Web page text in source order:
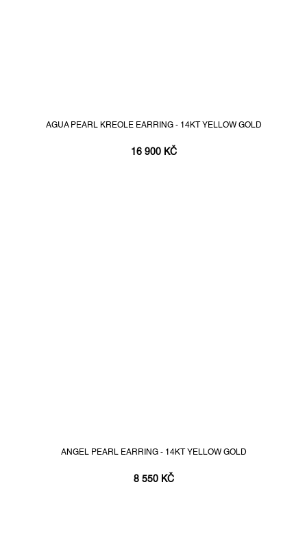
AGUA PEARL KREOLE EARRING - 14KT YELLOW GOLD
16 900 KČ
ANGEL PEARL EARRING - 14KT YELLOW GOLD
8 550 KČ